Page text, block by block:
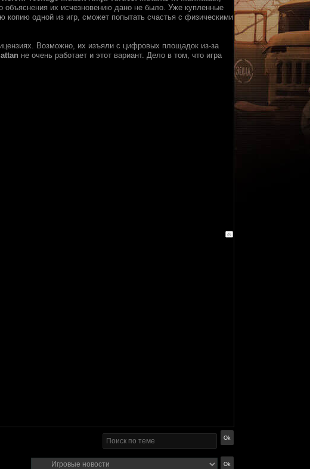
объяснения их исчезновению дано не было. Уже купленные
копию одной из игр, сможет попытать счастья с физическими
Возможно, их изъяли с цифровых площадок из-за
не очень работает и этот вариант. Дело в том, что игра